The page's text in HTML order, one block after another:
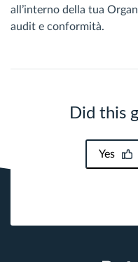
all’interno della tua
audit e conformità.
Did this
Yes